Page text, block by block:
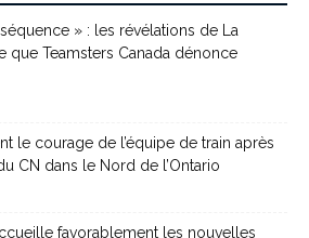
» : les révélations de La
que Teamsters Canada dénonce
le courage de l’équipe de train après
CN dans le Nord de l’Ontario
favorablement les nouvelles